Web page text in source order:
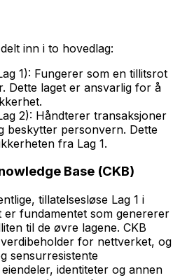
inn i to hovedlag:
1): Fungerer som en tillitsrot
Dette laget er ansvarlig for å
2): Håndterer transaksjoner
beskytter personvern. Dette
fra Lag 1.
Base (CKB)
tillatelsesløse Lag 1 i
fundamentet som genererer
til de øvre lagene. CKB
for nettverket, og
sensurresistente
identiteter og annen